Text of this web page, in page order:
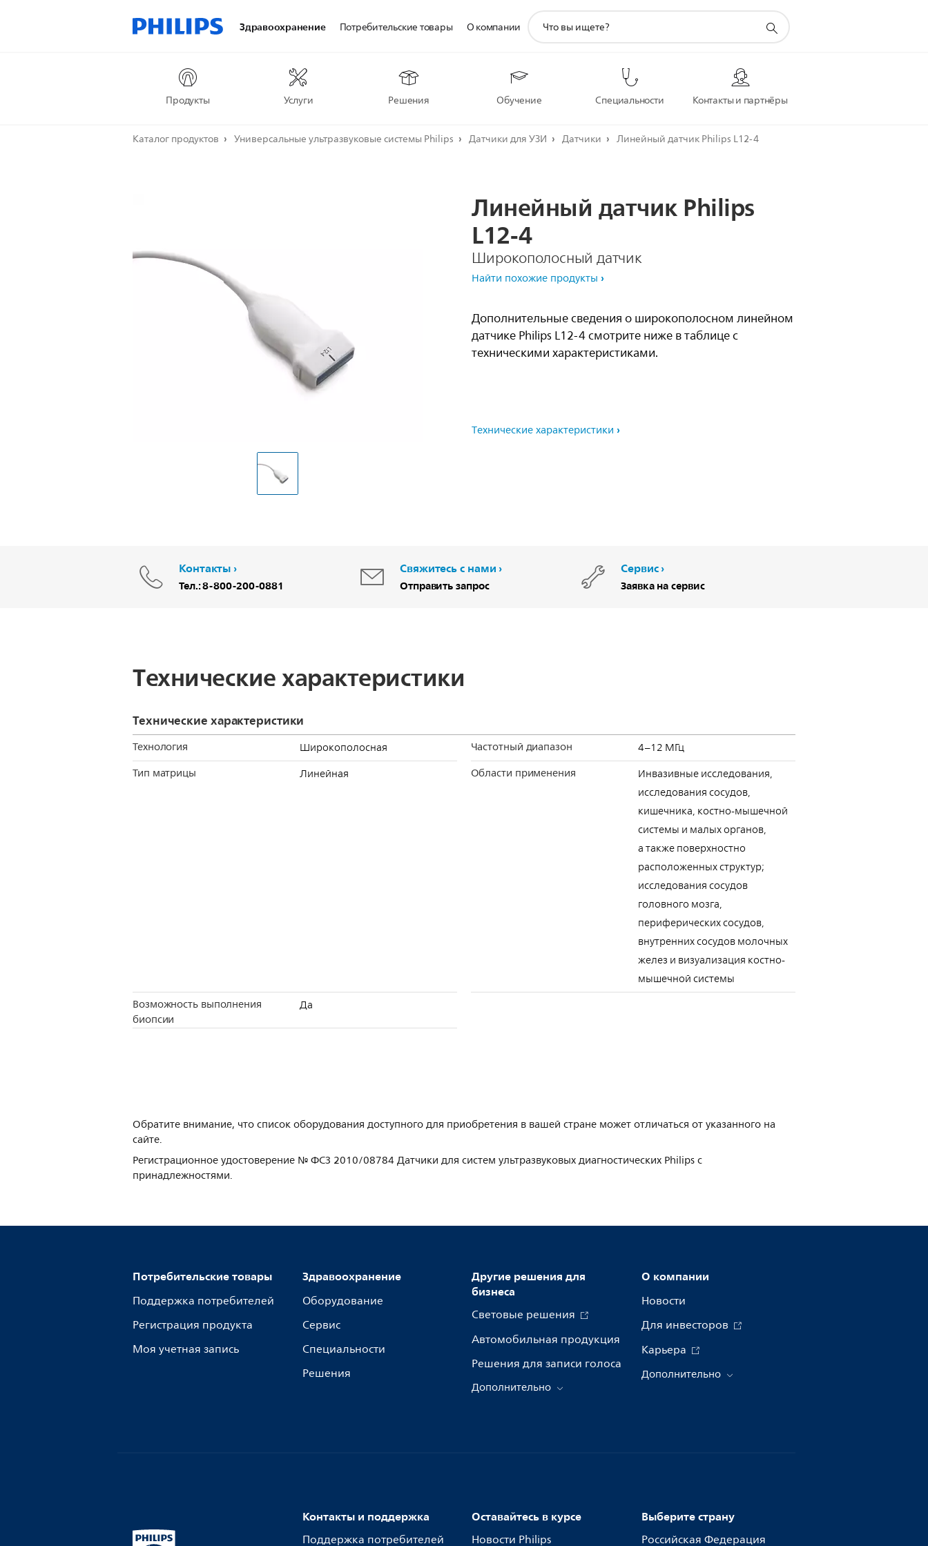
Здравоохранение
Продукты Услуги Решения Обучение Специальности Контакты и партнёры
Потребительские товары О компании
поддержки
Каталог продуктов Универсальные ультразвуковые системы Philips Датчики для УЗИ Датчики Линейный датчик Philips L12-4
ЛинейныйдатчикPhilips
L12-4
Широкополосный датчик
Найти похожие продукты
Дополнительные сведения о широкополосном линейном
датчике Philips L12-4 смотрите ниже в таблице с
техническими характеристиками.
Tехнические характеристики
Контакты
Тел.: 8-800-200-0881
Свяжитесь с нами
Отправить запрос
Сервис
Заявка на сервис
Tехнические характеристики
Технические характеристики
Технология Широкополосная Частотный диапазон 4–12 МГц
Тип матрицы Линейная Области применения
Инвазивные исследования,
исследования сосудов,
кишечника, костно-мышечной
системы и малых органов,
а также поверхностно
расположенных структур;
исследования сосудов
головного мозга,
периферических сосудов,
внутренних сосудов молочных
желез и визуализация костно-
мышечной системы
Возможность выполнения
биопсии
Да
Обратите внимание, что список оборудования доступного для приобретения в вашей стране может отличаться от указанного на
сайте.
Регистрационное удостоверение № ФСЗ 2010/08784 Датчики для систем ультразвуковых диагностических Philips с
принадлежностями.
Потребительские товары
Поддержка потребителей
Регистрация продукта
Моя учетная запись
Здравоохранение
Оборудование
Сервис
Специальности
Решения
Другие решения для
бизнеса
Световые решения
Автомобильная продукция
Решения для записи голоса
Дополнительно
О компании
Новости
Для инвесторов
Карьера
Дополнительно
Контакты и поддержка
Поддержка потребителей
Оставайтесь в курсе
Новости Philips
Выберите страну
Российская Федерация